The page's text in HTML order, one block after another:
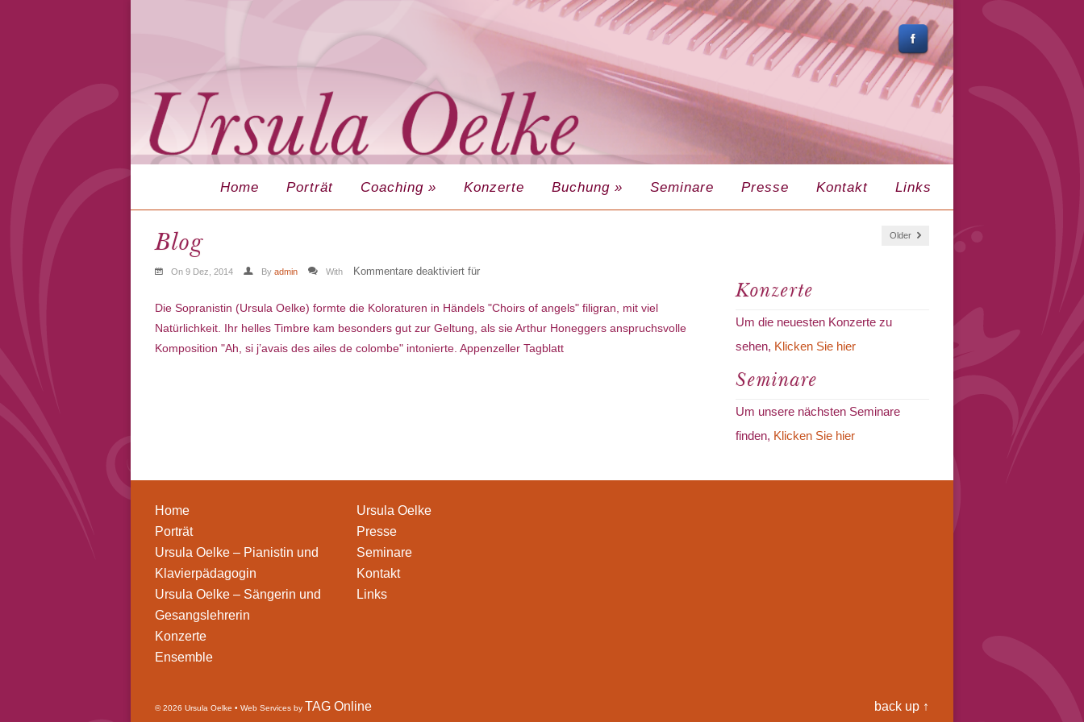
Home Porträt Coaching » Konzerte Buchung » Seminare Presse Kontakt Links
Blog Older
On 9 Dez, 2014 By admin With Kommentare deaktiviert für
Die Sopranistin (Ursula Oelke) formte die Koloraturen in Händels "Choirs of angels" filigran, mit viel
Natürlichkeit. Ihr helles Timbre kam besonders gut zur Geltung, als sie Arthur Honeggers anspruchsvolle
Komposition "Ah, si j’avais des ailes de colombe" intonierte. Appenzeller Tagblatt
Konzerte
Um die neuesten Konzerte zu
sehen, Klicken Sie hier
Seminare
Um unsere nächsten Seminare
finden, Klicken Sie hier
Home
Porträt
Ursula Oelke – Pianistin und
Klavierpädagogin
Ursula Oelke – Sängerin und
Gesangslehrerin
Konzerte
Ensemble
Ursula Oelke
Presse
Seminare
Kontakt
Links
© 2026 Ursula Oelke • Web Services by TAG Online back up ↑